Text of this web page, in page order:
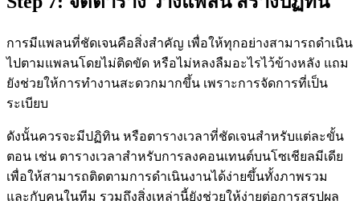
การมีแพลนที่ชัดเจนคือสิ่งสำคัญ เพื่อให้ทุกอย่างสามารถดำเนิน
ไปตามแพลนโดยไม่ติดขัด หรือไม่หลงลืมอะไรไว้ข้างหลัง แถม
ยังช่วยให้การทำงานสะดวกมากขึ้น เพราะการจัดการที่เป็น
ระเบียบ
ดังนั้นควรจะมีปฏิทิน หรือตารางเวลาที่ชัดเจนสำหรับแต่ละขั้น
ตอน เช่น ตารางเวลาสำหรับการลงคอนเทนต์บนโซเชียลมีเดีย
เพื่อให้สามารถติดตามการดำเนินงานได้ง่ายขึ้นทั้งภาพรวม
และกับคนในทีม รวมถึงสิ่งเหล่านี้ยังช่วยให้ง่ายต่อการสรุปผล